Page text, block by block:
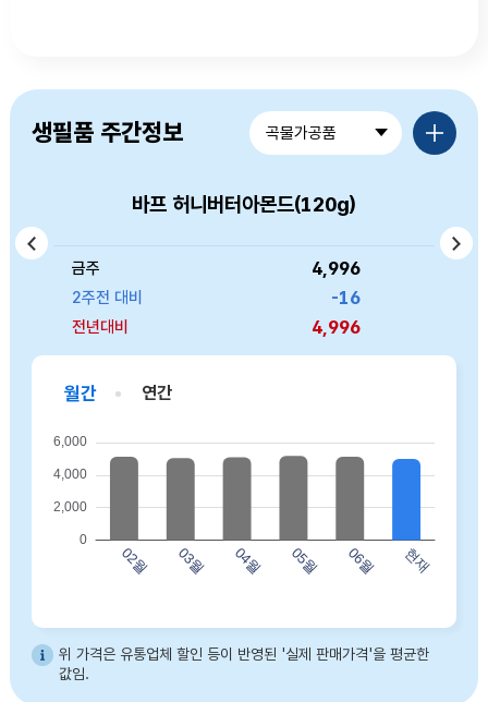
생필품 주간정보 곡물가공품
바프 허니버터아몬드(120g)
금주 4,996
2주전 대비 -16
전년대비 4,996
머거본 볶음땅콩(300g)
금주 6,146
2주전 대비 757
전년대비 6,146
백설 소면(900g)
금주 3,309
2주전 대비 44
전년대비 3,309
옛날국수 소면(900g)
금주 4,286
2주전 대비 474
전년대비 4,286
고향만두(900g)
금주 8,940
2주전 대비 0
전년대비 8,940
월간 연간
위 가격은 유통업체 할인 등이 반영된 '실제 판매가격'을 평균한
값임.